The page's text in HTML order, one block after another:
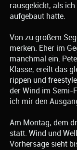
rausgekickt, als
aufgebaut hatte.
Von zu großem
merken. Eher im
manchmal ein.
Klasse, ereilt das
rippen und
der Wind im Semi-
ich mir den
Am Montag, dem
statt. Wind und
Vorhersage sieht